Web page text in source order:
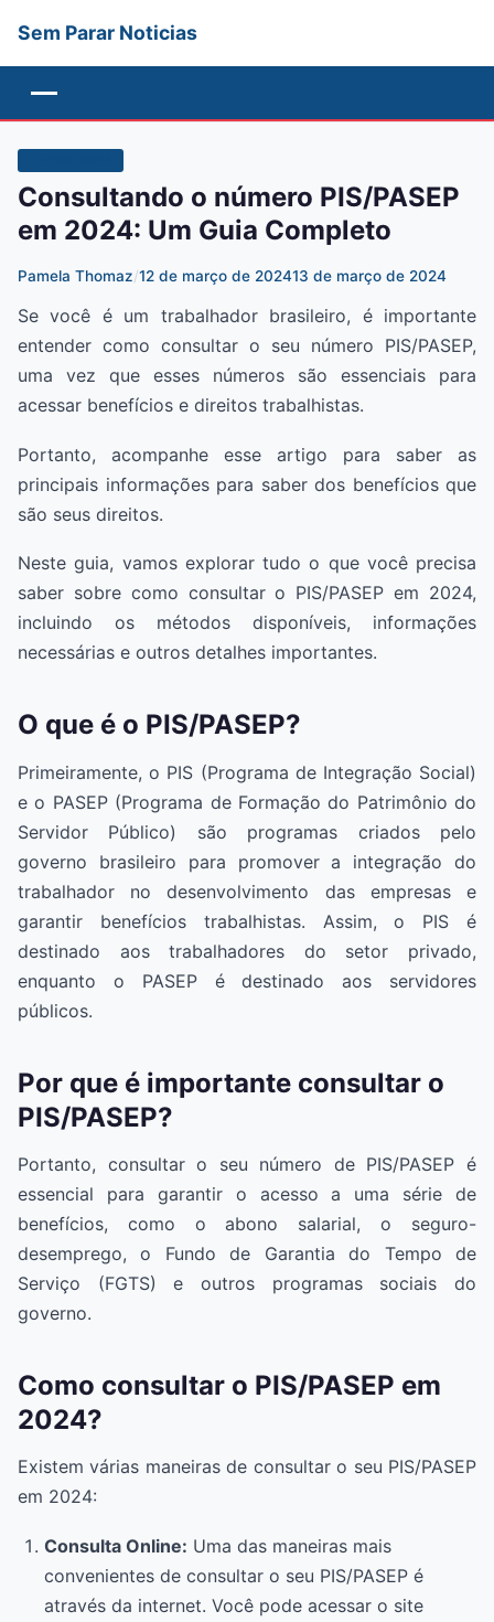
Sem Parar Noticias
Consultando o número PIS/PASEP
em 2024: Um Guia Completo
Pamela Thomaz/12 de março de 202413 de março de 2024
Se você é um trabalhador brasileiro, é importante
entender como consultar o seu número PIS/PASEP,
uma vez que esses números são essenciais para
acessar benefícios e direitos trabalhistas.
Portanto, acompanhe esse artigo para saber as
principais informações para saber dos benefícios que
são seus direitos.
Neste guia, vamos explorar tudo o que você precisa
saber sobre como consultar o PIS/PASEP em 2024,
incluindo os métodos disponíveis, informações
necessárias e outros detalhes importantes.
O que é o PIS/PASEP?
Primeiramente, o PIS (Programa de Integração Social)
e o PASEP (Programa de Formação do Patrimônio do
Servidor Público) são programas criados pelo
governo brasileiro para promover a integração do
trabalhador no desenvolvimento das empresas e
garantir benefícios trabalhistas. Assim, o PIS é
destinado aos trabalhadores do setor privado,
enquanto o PASEP é destinado aos servidores
públicos.
Por que é importante consultar o
PIS/PASEP?
Portanto, consultar o seu número de PIS/PASEP é
essencial para garantir o acesso a uma série de
benefícios, como o abono salarial, o seguro-
desemprego, o Fundo de Garantia do Tempo de
Serviço (FGTS) e outros programas sociais do
governo.
Como consultar o PIS/PASEP em
2024?
Existem várias maneiras de consultar o seu PIS/PASEP
em 2024:
Consulta Online: Uma das maneiras mais
convenientes de consultar o seu PIS/PASEP é
através da internet. Você pode acessar o site